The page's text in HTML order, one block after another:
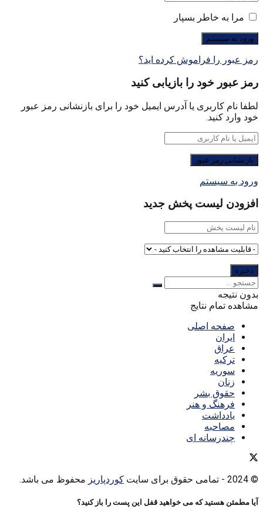
مرا به خاطر بسپار
رمز عبور را فراموش کرده اید؟
رمز عبور خود را بازیابی کنید
لطفا نام کاربری یا آدرس ایمیل خود را برای بازنشانی رمز عبور
خود وارد کنید.
ورود به سیستم
افزودن لیست پخش جدید
بدون نتیجه
مشاهده تمام نتایج
صفحه اصلی
ایران
عراق
ترکیه
سوریه
زنان
حقوق بشر
فرهنگ و هنر
یادداشت
مصاحبه
چندرسانه ای
© 2024 - تمامی حقوق برای سایت کوردپاریز محفوظ می باشد.
آیا مطمئن هستید که می خواهید قفل این پست را باز کنید؟